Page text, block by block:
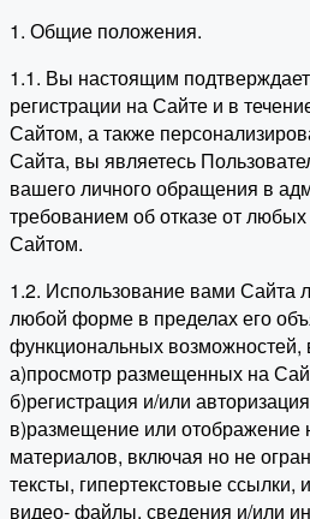
1. Общие положения.
1.1. Вы настоящим
регистрации на Сайте и в
Сайтом, а также
Сайта, вы являетесь
вашего личного обращения в
требованием об отказе от
Сайтом.
1.2. Использование вами Сайта
любой форме в пределах его
функциональных возможностей,
а)просмотр размещенных на
б)регистрация и/или
в)размещение или
материалов, включая но не
тексты, гипертекстовые ссылки,
видео- файлы, сведения и/или